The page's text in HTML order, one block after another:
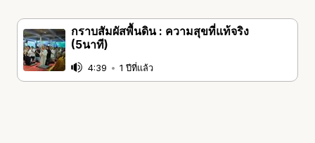
Italiano / อิตาเลียน
Tiếng Việt / เวียดนาม
กราบสัมผัสพื้นดิน : ความสุขที่แท้จริง
(5นาที)
4:39 • 1 ปีที่แล้ว